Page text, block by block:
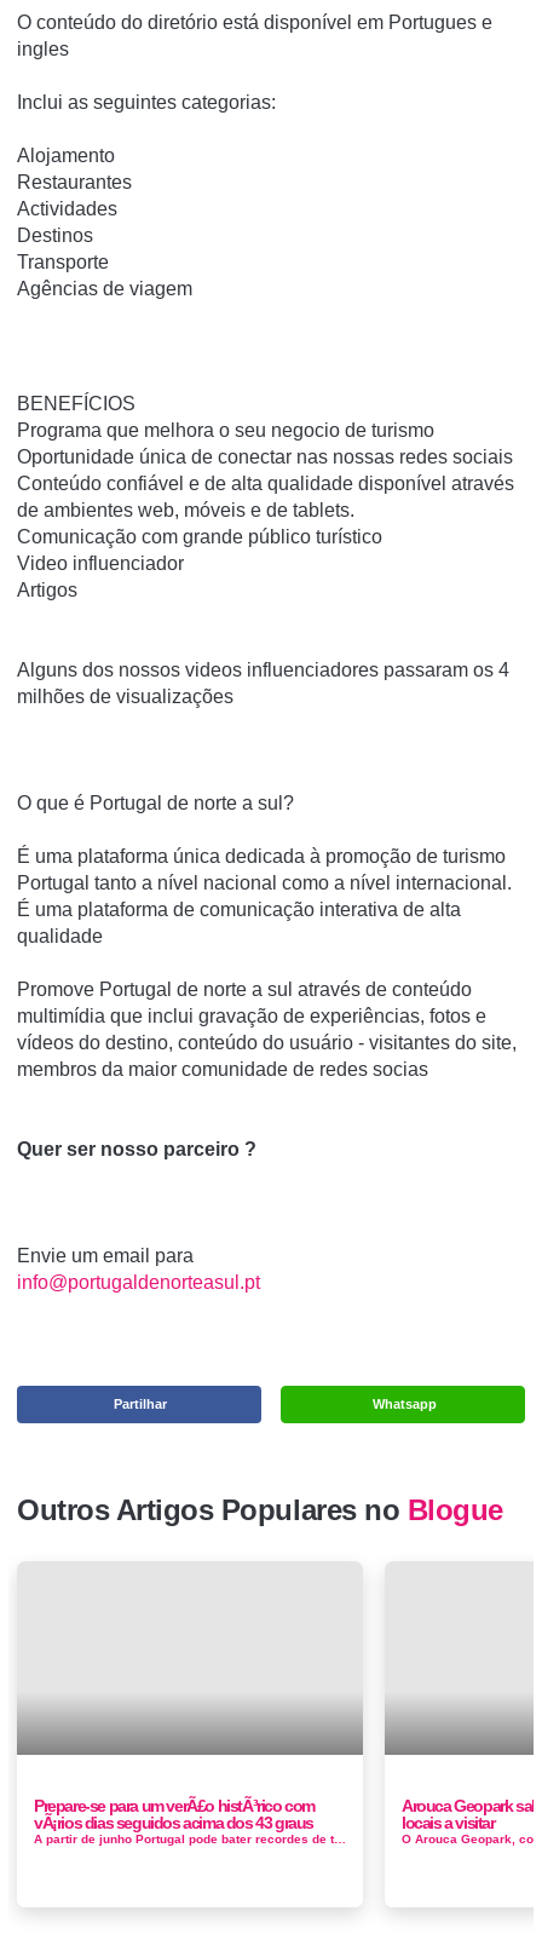
O conteúdo do diretório está disponível em Portugues e
ingles
Inclui as seguintes categorias:
Alojamento
Restaurantes
Actividades
Destinos
Transporte
Agências de viagem
BENEFÍCIOS
Programa que melhora o seu negocio de turismo
Oportunidade única de conectar nas nossas redes sociais
Conteúdo confiável e de alta qualidade disponível através
de ambientes web, móveis e de tablets.
Comunicação com grande público turístico
Video influenciador
Artigos
Alguns dos nossos videos influenciadores passaram os 4
milhões de visualizações
O que é Portugal de norte a sul?
É uma plataforma única dedicada à promoção de turismo
Portugal tanto a nível nacional como a nível internacional.
É uma plataforma de comunicação interativa de alta
qualidade
Promove Portugal de norte a sul através de conteúdo
multimídia que inclui gravação de experiências, fotos e
vídeos do destino, conteúdo do usuário - visitantes do site,
membros da maior comunidade de redes socias
Quer ser nosso parceiro ?
Envie um email para
info@portugaldenorteasul.pt
Whatsapp
Partilhar
Outros Artigos Populares no Blogue
Prepare-se para um verÃ£o histÃ³rico com
vÃ¡rios dias seguidos acima dos 43 graus
A partir de junho Portugal pode bater recordes de temperatura. Previsões do site AccuWeather apontam para a possibilidade de existirem grandes ...
Arouca Geopark
locais a visitar